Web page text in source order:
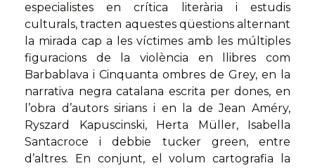
especialistes en crítica literària i estudis
culturals, tracten aquestes qüestions alternant
la mirada cap a les víctimes amb les múltiples
figuracions de la violència en llibres com
Barbablava i Cinquanta ombres de Grey, en la
narrativa negra catalana escrita per dones, en
l’obra d’autors sirians i en la de Jean Améry,
Ryszard Kapuscinski, Herta Müller, Isabella
Santacroce i debbie tucker green, entre
d’altres. En conjunt, el volum cartografia la